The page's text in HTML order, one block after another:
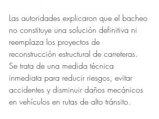
Las autoridades explicaron que el bacheo
no constituye una solución definitiva ni
reemplaza los proyectos de
reconstrucción estructural de carreteras.
Se trata de una medida técnica
inmediata para reducir riesgos, evitar
accidentes y disminuir daños mecánicos
en vehículos en rutas de alto tránsito.